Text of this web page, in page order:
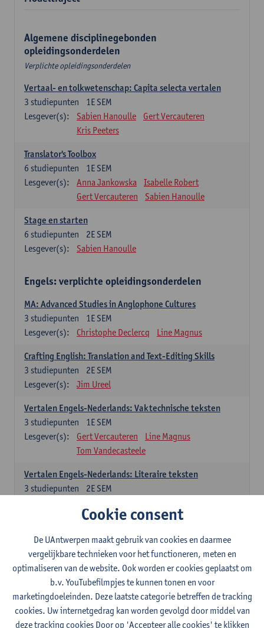
Algemene disciplinegebonden
opleidingsonderdelen
Verplichte opleidingsonderdelen
Vertaal- en tolkwetenschap: Capita selecta vertalen
1E SEM
3 studiepunten
Lesgever(s):
Sabien Hanoulle
Gert Vercauteren
Kris Peeters
Translator's Toolbox
1E SEM
6 studiepunten
Lesgever(s):
Anna Jankowska
Isabelle Robert
Gert Vercauteren
Sabien Hanoulle
Stage en starten
2E SEM
6 studiepunten
Lesgever(s):
Sabien Hanoulle
Engels: verplichte opleidingsonderdelen
MA: Advanced Studies in Anglophone Cultures
1E SEM
3 studiepunten
Lesgever(s):
Christophe Declercq Line Magnus
Crafting English: Translation and Text-Editing Skills
2E SEM
3 studiepunten
Lesgever(s):
Jim Ureel
Vertalen Engels-Nederlands: Vaktechnische teksten
1E SEM
3 studiepunten
Lesgever(s):
Gert Vercauteren
Line Magnus
Tom Vandecasteele
Vertalen Engels-Nederlands: Literaire teksten
2E SEM
3 studiepunten
Spaans: verplichte opleidingsonderdelen
El concepto de revolución en Hispanoamérica (siglos XX-
XXI)
1E SEM
studiepunten
Lesgever(s):
Rafael Pedemonte
Vertalen Spaans-Nederlands: Juridische en economische
Cookie consent
De UAntwerpen maakt gebruik van cookies en daarmee
vergelijkbare technieken voor het functioneren, meten en
optimaliseren van de website. Ook worden er cookies geplaatst om
b.v. YouTubefilmpjes te kunnen tonen en voor
marketingdoeleinden. Deze laatste categorie betreffen de tracking
cookies. Uw internetgedrag kan worden gevolgd door middel van
deze tracking cookies Door op 'Accepteer alle cookies' te klikken